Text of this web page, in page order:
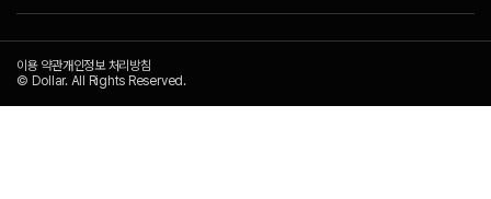
이용 약관개인정보 처리방침
© Dollar. All Rights Reserved.